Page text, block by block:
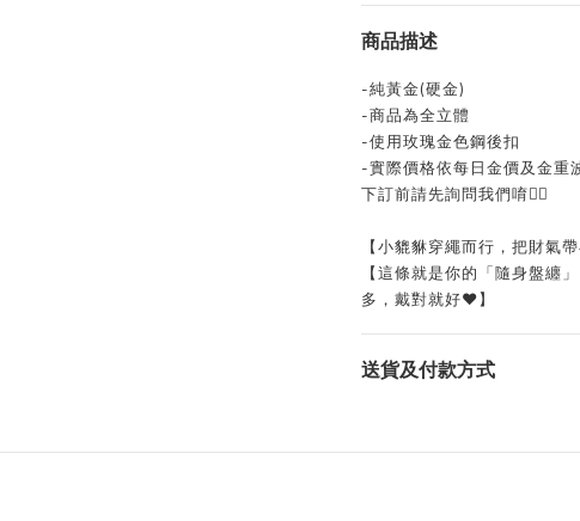
商品描述
-純黃金(硬金)
-商品為全立體
-使用玫瑰金色鋼後扣
-實際價格依每日金價及金重
下訂前請先詢問我們唷👍🏻
【小貔貅穿繩而行，把財氣
【這條就是你的「隨身盤纏
多，戴對就好❤️】
送貨及付款方式